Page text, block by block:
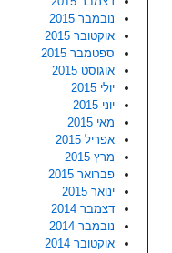
נובמבר 2015
אוקטובר 2015
ספטמבר 2015
אוגוסט 2015
יולי 2015
יוני 2015
מאי 2015
אפריל 2015
מרץ 2015
פברואר 2015
ינואר 2015
דצמבר 2014
נובמבר 2014
אוקטובר 2014